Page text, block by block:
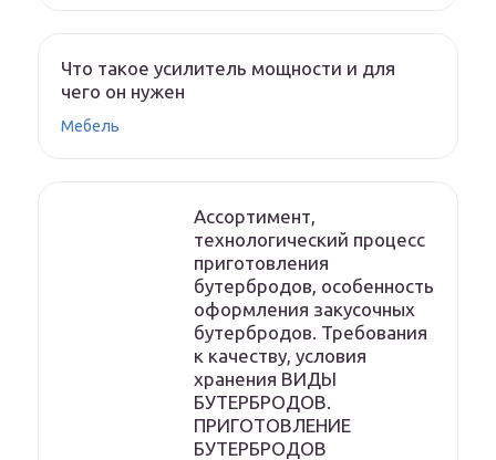
Что такое усилитель мощности и для
чего он нужен
Мебель
Ассортимент,
технологический процесс
приготовления
бутербродов, особенность
оформления закусочных
бутербродов. Требования
к качеству, условия
хранения ВИДЫ
БУТЕРБРОДОВ.
ПРИГОТОВЛЕНИЕ
БУТЕРБРОДОВ